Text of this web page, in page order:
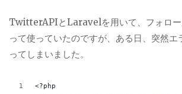
TwitterAPIとLaravelを用いて、フォロー
って使っていたのですが、ある日、突然エ
ってしまいました。
<?php